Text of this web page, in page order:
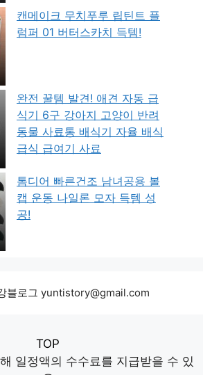
캔메이크 무치푸루 립틴트 플
럼퍼 01 버터스카치 득템!
완전 꿀템 발견! 애견 자동 급
식기 6구 강아지 고양이 반려
동물 사료통 배식기 자율 배식
급식 급여기 사료
톰디어 빠른건조 남녀공용 볼
캡 운동 나일론 모자 득템 성
공!
블로그 yuntistory@gmail.com
TOP
일정액의 수수료를 지급받을 수 있